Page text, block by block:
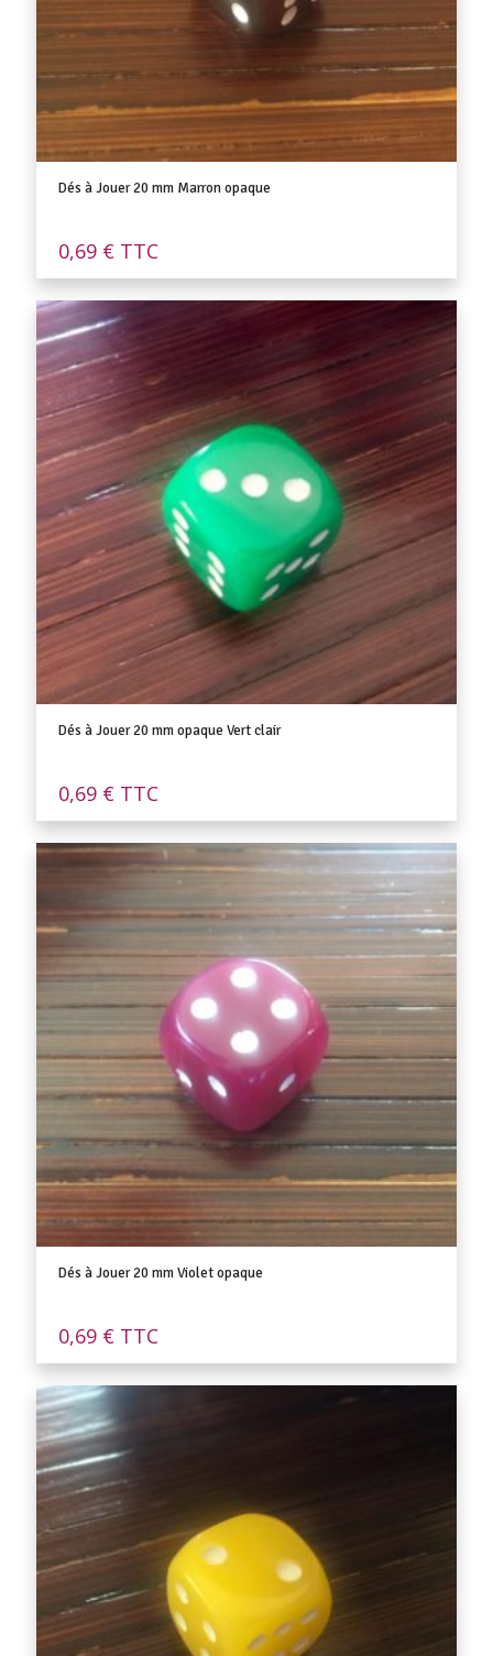
Dés à Jouer 20 mm Marron opaque
0,69 € TTC
Dés à Jouer 20 mm opaque Vert clair
0,69 € TTC
Dés à Jouer 20 mm Violet opaque
0,69 € TTC